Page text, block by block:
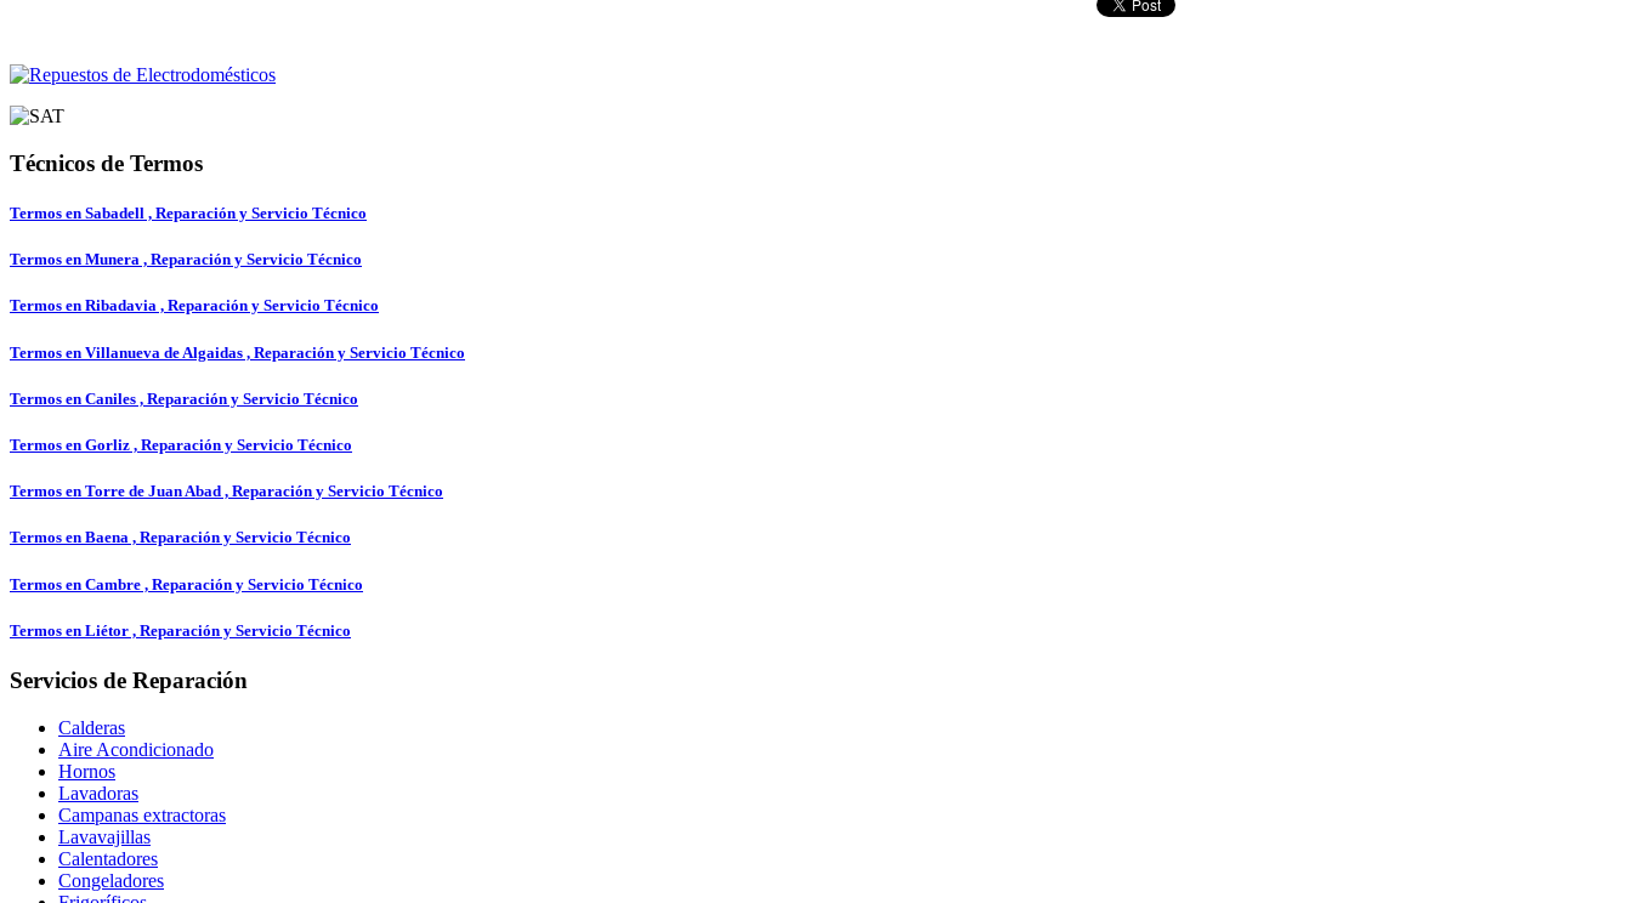
Técnicos de Termos
Termos en Sabadell , Reparación y Servicio Técnico
Termos en Munera , Reparación y Servicio Técnico
Termos en Ribadavia , Reparación y Servicio Técnico
Termos en Villanueva de Algaidas , Reparación y Servicio Técnico
Termos en Caniles , Reparación y Servicio Técnico
Termos en Gorliz , Reparación y Servicio Técnico
Termos en Torre de Juan Abad , Reparación y Servicio Técnico
Termos en Baena , Reparación y Servicio Técnico
Termos en Cambre , Reparación y Servicio Técnico
Termos en Liétor , Reparación y Servicio Técnico
Servicios de Reparación
Calderas
Aire Acondicionado
Hornos
Lavadoras
Campanas extractoras
Lavavajillas
Calentadores
Congeladores